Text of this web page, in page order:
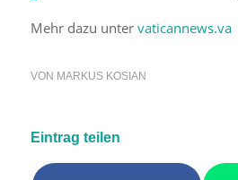
Mehr dazu unter vaticannews.va
VON MARKUS KOSIAN
Eintrag teilen